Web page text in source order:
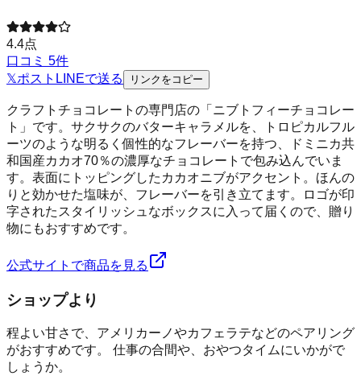
4.4点
口コミ 5件
𝕏ポスト LINEで送る リンクをコピー
クラフトチョコレートの専門店の「ニブトフィーチョコレー
ト」です。サクサクのバターキャラメルを、トロピカルフル
ーツのような明るく個性的なフレーバーを持つ、ドミニカ共
和国産カカオ70％の濃厚なチョコレートで包み込んでいま
す。表面にトッピングしたカカオニブがアクセント。ほんの
りと効かせた塩味が、フレーバーを引き立てます。ロゴが印
字されたスタイリッシュなボックスに入って届くので、贈り
物にもおすすめです。
公式サイトで商品を見る
ショップより
程よい甘さで、アメリカーノやカフェラテなどのペアリング
がおすすめです。 仕事の合間や、おやつタイムにいかがで
しょうか。